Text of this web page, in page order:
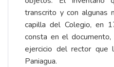
transcrito y con algunas
capilla del Colegio, en
consta en el
ejercicio del rector que
Paniagua.